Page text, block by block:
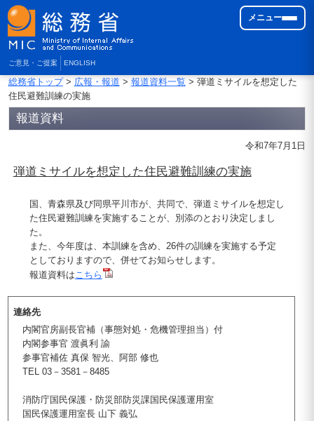
ご意見・ご提案 ENGLISH
メニュー
総務省トップ> 広報・報道 > 報道資料一覧> 弾道ミサイルを想定した
住民避難訓練の実施
報道資料
令和7年7月1日
弾道ミサイルを想定した住民避難訓練の実施
国、青森県及び同県平川市が、共同で、弾道ミサイルを想定し
た住民避難訓練を実施することが、別添のとおり決定しまし
た。
また、今年度は、本訓練を含め、26件の訓練を実施する予定
としておりますので、併せてお知らせします。
報道資料はこちら
連絡先
内閣官房副長官補（事態対処・危機管理担当）付
内閣参事官 渡眞利 諭
参事官補佐 真保 智光、阿部 修也
TEL 03－3581－8485
消防庁国民保護・防災部防災課国民保護運用室
国民保護運用室長 山下 義弘